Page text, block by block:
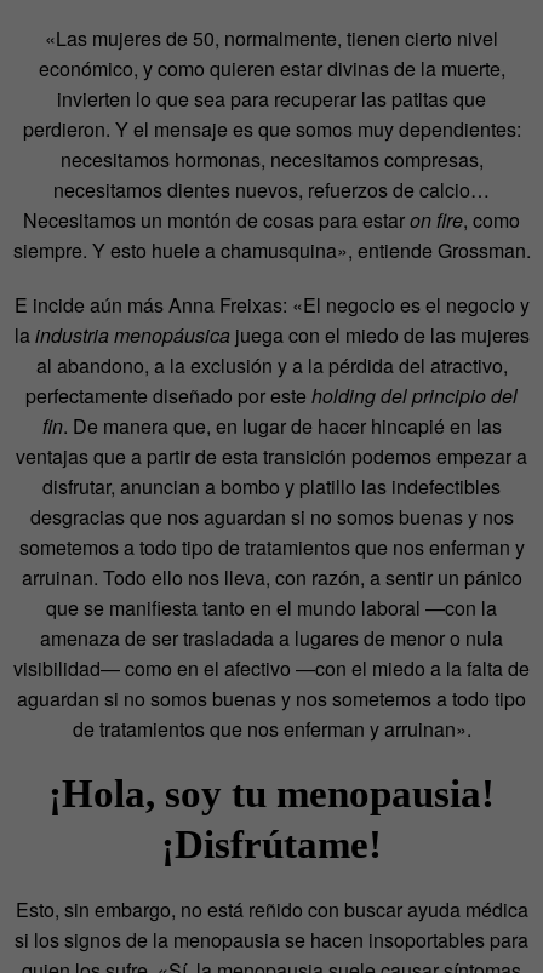
«Las mujeres de 50, normalmente, tienen cierto nivel
económico, y como quieren estar divinas de la muerte,
invierten lo que sea para recuperar las patitas que
perdieron. Y el mensaje es que somos muy dependientes:
necesitamos hormonas, necesitamos compresas,
necesitamos dientes nuevos, refuerzos de calcio…
Necesitamos un montón de cosas para estaron fire, como
siempre. Y esto huele a chamusquina», entiende Grossman.
E incide aún más Anna Freixas: «El negocio es el negocio y
laindustria menopáusica juega con el miedo de las mujeres
al abandono, a la exclusión y a la pérdida del atractivo,
perfectamente diseñado por este holding delprincipio del
fin. De manera que, en lugar de hacer hincapié en las
ventajas que a partir de esta transición podemos empezar a
disfrutar, anuncian a bombo y platillo las indefectibles
desgracias que nos aguardan si no somos buenas y nos
sometemos a todo tipo de tratamientos que nos enferman y
arruinan. Todo ello nos lleva, con razón, a sentir un pánico
que se manifiesta tanto en el mundo laboral —con la
amenaza de ser trasladada a lugares de menor o nula
visibilidad— como en el afectivo —con el miedo a la falta de
aguardan si no somos buenas y nos sometemos a todo tipo
de tratamientos que nos enferman y arruinan».
¡Hola, soy tu menopausia!
¡Disfrútame!
Esto, sin embargo, no está reñido con buscar ayuda médica
si los signos de la menopausia se hacen insoportables para